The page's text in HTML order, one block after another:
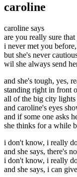
caroline
caroline says
are you really sure
i never met you
but she's never
wil she always send
and she's tough, yes,
standing right in front
all of the big city lights
and caroline's eyes
and if some one asks
she thinks for a while
i don't know, i really
and she says, there's
i don't know, i really
and she says, i can